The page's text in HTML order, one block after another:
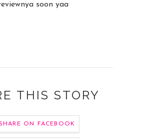
soon yaa
THIS STORY
ON FACEBOOK